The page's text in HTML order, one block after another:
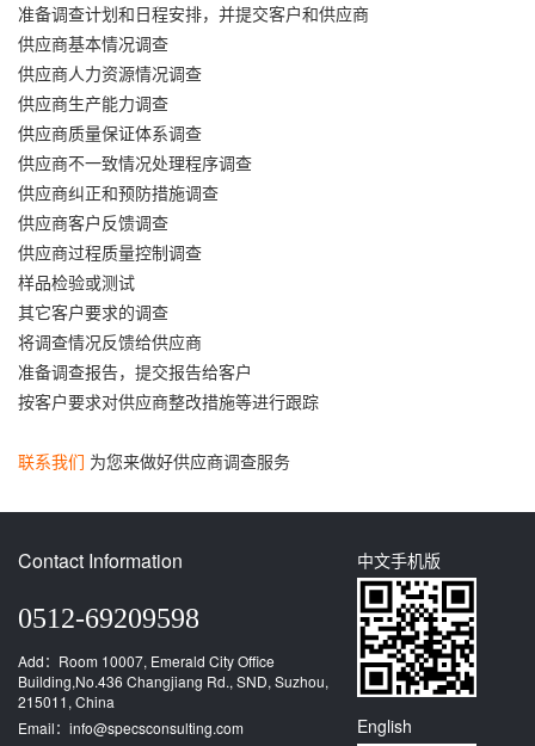
准备调查计划和日程安排，并提交客户和供应商
供应商基本情况调查
供应商人力资源情况调查
供应商生产能力调查
供应商质量保证体系调查
供应商不一致情况处理程序调查
供应商纠正和预防措施调查
供应商客户反馈调查
供应商过程质量控制调查
样品检验或测试
其它客户要求的调查
将调查情况反馈给供应商
准备调查报告，提交报告给客户
按客户要求对供应商整改措施等进行跟踪
联系我们 为您来做好供应商调查服务
Contact Information
0512-69209598
Add：Room 10007, Emerald City Office
Building,No.436 Changjiang Rd., SND, Suzhou,
215011, China
Email：info@specsconsulting.com
中文手机版
English